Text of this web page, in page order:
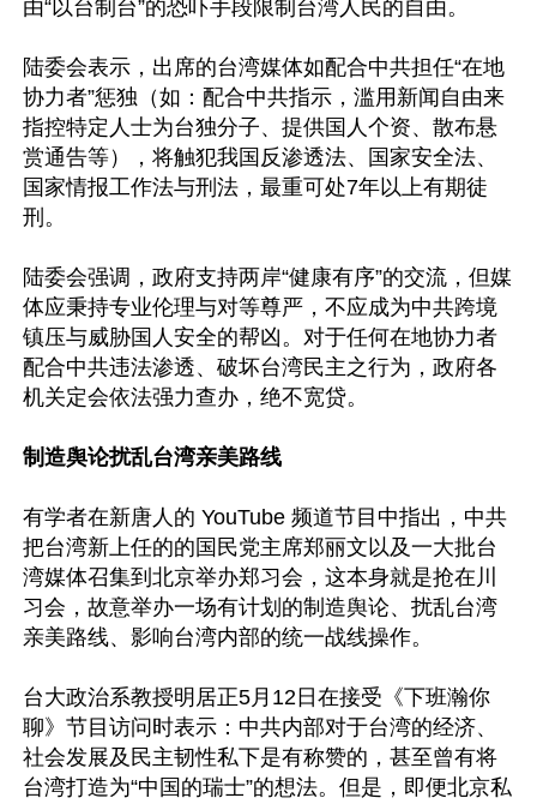
由“以台制台”的恐吓手段限制台湾人民的自由。
陆委会表示，出席的台湾媒体如配合中共担任“在地
协力者”惩独（如：配合中共指示，滥用新闻自由来
指控特定人士为台独分子、提供国人个资、散布悬
赏通告等），将触犯我国反渗透法、国家安全法、
国家情报工作法与刑法，最重可处7年以上有期徒
刑。
陆委会强调，政府支持两岸“健康有序”的交流，但媒
体应秉持专业伦理与对等尊严，不应成为中共跨境
镇压与威胁国人安全的帮凶。对于任何在地协力者
配合中共违法渗透、破坏台湾民主之行为，政府各
机关定会依法强力查办，绝不宽贷。
制造舆论扰乱台湾亲美路线
有学者在新唐人的 YouTube 频道节目中指出，中共
把台湾新上任的的国民党主席郑丽文以及一大批台
湾媒体召集到北京举办郑习会，这本身就是抢在川
习会，故意举办一场有计划的制造舆论、扰乱台湾
亲美路线、影响台湾内部的统一战线操作。
台大政治系教授明居正5月12日在接受《下班瀚你
聊》节目访问时表示：中共内部对于台湾的经济、
社会发展及民主韧性私下是有称赞的，甚至曾有将
台湾打造为“中国的瑞士”的想法。但是，即便北京私